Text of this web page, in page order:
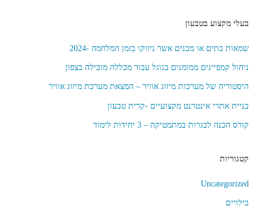
בעלי מקצוע בטבעון
שמאות בתים או מבנים אשר ניזוקו בזמן המלחמה -2024
ניהול קמפיינים ממומנים בגוגל עבור מכללה מובילה בצפון
היסטוריה של מערכות מיזוג אוויר – המצאת מערכת מיזוג אוויר
בניית אתרי אינטרנט מקצועיים -קרית טבעון
קורס הכנה לבגרות במתמטיקה – 3 יחידות לימוד
קטגוריות
Uncategorized
בילויים